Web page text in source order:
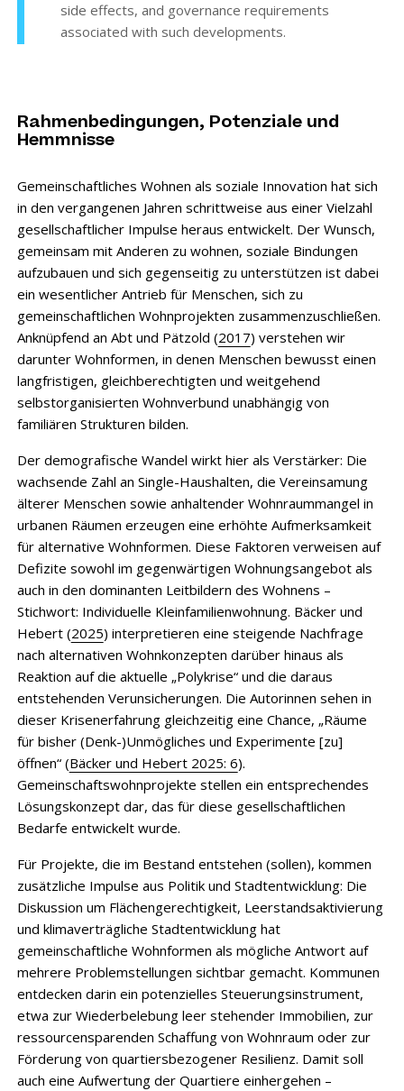
side effects, and governance requirements
associated with such developments.
Rahmenbedingungen, Potenziale und
Hemmnisse
Gemeinschaftliches Wohnen als soziale Innovation hat sich
in den vergangenen Jahren schrittweise aus einer Vielzahl
gesellschaftlicher Impulse heraus entwickelt. Der Wunsch,
gemeinsam mit Anderen zu wohnen, soziale Bindungen
aufzubauen und sich gegenseitig zu unterstützen ist dabei
ein wesentlicher Antrieb für Menschen, sich zu
gemeinschaftlichen Wohnprojekten zusammenzuschließen.
Anknüpfend an Abt und Pätzold (2017) verstehen wir
darunter Wohnformen, in denen Menschen bewusst einen
langfristigen, gleichberechtigten und weitgehend
selbstorganisierten Wohnverbund unabhängig von
familiären Strukturen bilden.
Der demografische Wandel wirkt hier als Verstärker: Die
wachsende Zahl an Single-Haushalten, die Vereinsamung
älterer Menschen sowie anhaltender Wohnraummangel in
urbanen Räumen erzeugen eine erhöhte Aufmerksamkeit
für alternative Wohnformen. Diese Faktoren verweisen auf
Defizite sowohl im gegenwärtigen Wohnungsangebot als
auch in den dominanten Leitbildern des Wohnens –
Stichwort: Individuelle Kleinfamilienwohnung. Bäcker und
Hebert (2025) interpretieren eine steigende Nachfrage
nach alternativen Wohnkonzepten darüber hinaus als
Reaktion auf die aktuelle „Polykrise“ und die daraus
entstehenden Verunsicherungen. Die Autorinnen sehen in
dieser Krisenerfahrung gleichzeitig eine Chance, „Räume
für bisher (Denk-)Unmögliches und Experimente [zu]
öffnen“ (Bäcker und Hebert 2025: 6).
Gemeinschaftswohnprojekte stellen ein entsprechendes
Lösungskonzept dar, das für diese gesellschaftlichen
Bedarfe entwickelt wurde.
Für Projekte, die im Bestand entstehen (sollen), kommen
zusätzliche Impulse aus Politik und Stadtentwicklung: Die
Diskussion um Flächengerechtigkeit, Leerstandsaktivierung
und klimaverträgliche Stadtentwicklung hat
gemeinschaftliche Wohnformen als mögliche Antwort auf
mehrere Problemstellungen sichtbar gemacht. Kommunen
entdecken darin ein potenzielles Steuerungsinstrument,
etwa zur Wiederbelebung leer stehender Immobilien, zur
ressourcensparenden Schaffung von Wohnraum oder zur
Förderung von quartiersbezogener Resilienz. Damit soll
auch eine Aufwertung der Quartiere einhergehen –